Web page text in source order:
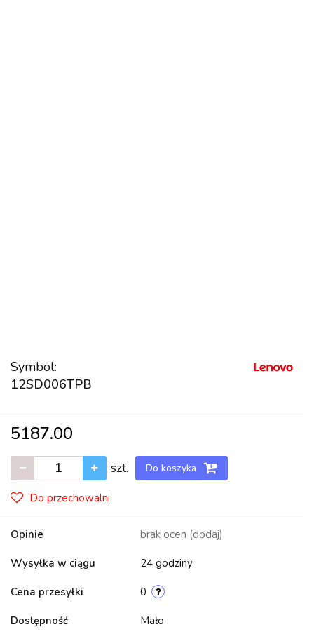
Symbol:
12SD006TPB
5187.00
szt. Do koszyka
Do przechowalni
Opinie brak ocen (dodaj)
Wysyłka w ciągu 24 godziny
Cena przesyłki 0
Dostępność Mało